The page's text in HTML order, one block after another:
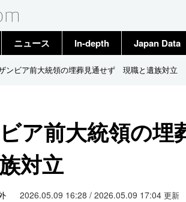
ニュース
トップ
In-depth Japan Data
ンビア前大統領の埋葬見通せず 現職と遺族対立
ア前大統領の
対立
2026.05.09 16:28 / 2026.05.09 17:04 更新